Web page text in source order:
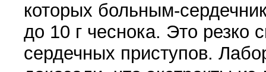
ко­торых больным-
до 10 г чеснока. Это резко
сердечных присту­пов.